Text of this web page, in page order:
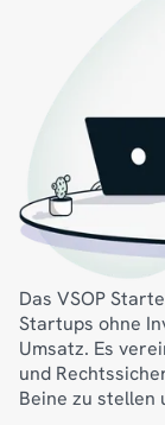
Das VSOP
Startups ohne
Umsatz. Es
und
Beine zu stellen